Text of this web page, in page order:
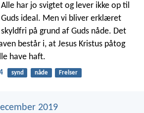
Alle har jo svigtet og lever ikke op til
Guds ideal. Men vi bliver erklæret
skyldfri på grund af Guds nåde. Det
består i, at Jesus Kristus påtog
have haft.
synd nåde Frelser
2019